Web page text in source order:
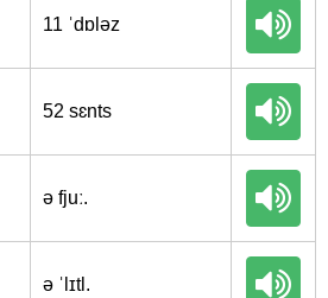
11 ˈdɒləz
52 sɛnts
ə fjuː.
ə ˈlɪtl.